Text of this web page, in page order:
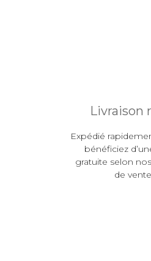
Livraison
Expédié
bénéficiez
gratuite selon
de